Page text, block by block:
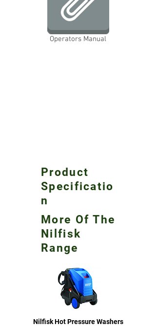
Operators Manual
Product
Specificatio
n
More Of The
Nilfisk
Range
Nilfisk Hot Pressure Washers